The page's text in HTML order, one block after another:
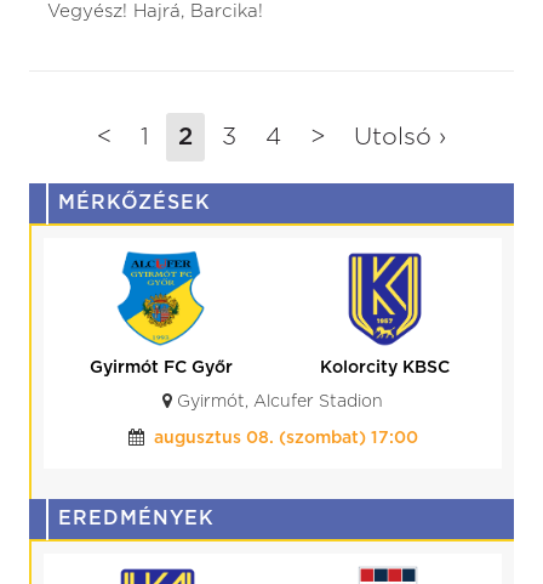
Vegyész! Hajrá, Barcika!
< 1 2 3 4 > Utolsó ›
MÉRKŐZÉSEK
Kolorcity KBSC
HR-Rent
EREDMÉNYEK